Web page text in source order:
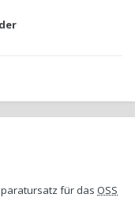
für das OSS